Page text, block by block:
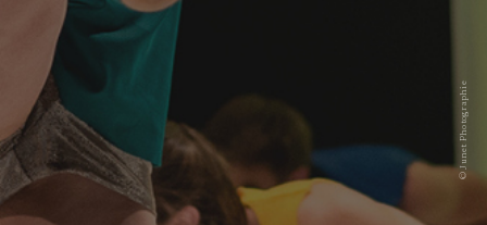
© Junet Photographie